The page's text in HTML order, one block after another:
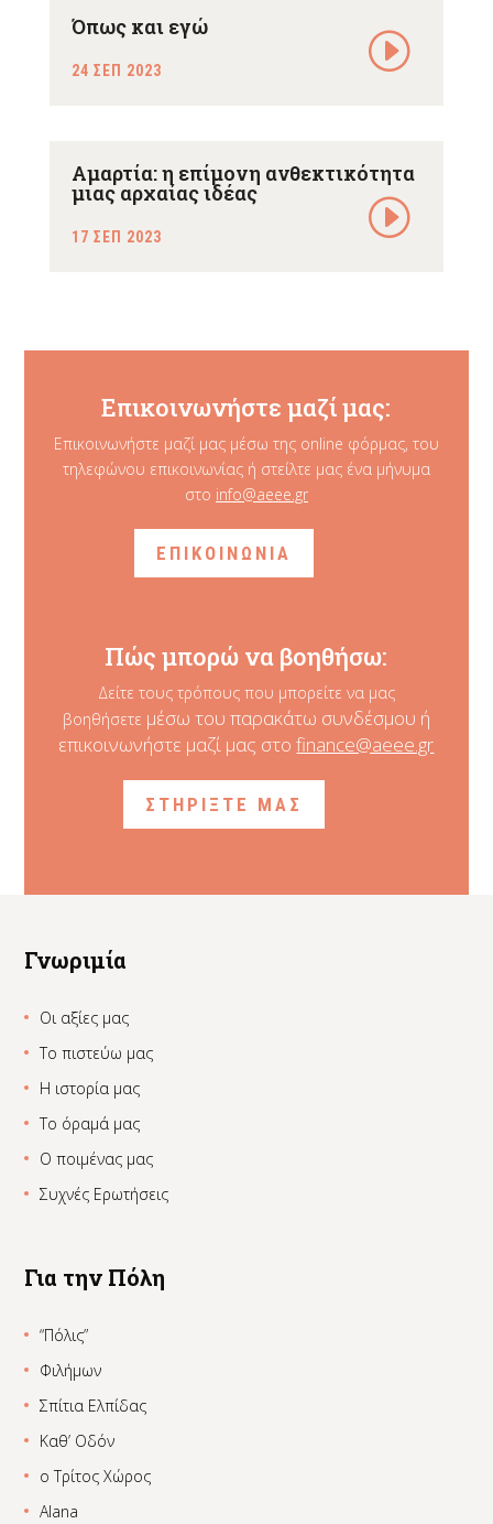
Όπως και εγώ
24 ΣΕΠ 2023
Αμαρτία: η επίμονη ανθεκτικότητα
μιας αρχαίας ιδέας
17 ΣΕΠ 2023
Επικοινωνήστε μαζί μας:
Επικοινωνήστε μαζί μας μέσω της online φόρμας, του
τηλεφώνου επικοινωνίας ή στείλτε μας ένα μήνυμα
στο info@aeee.gr
ΕΠΙΚΟΙΝΩΝΙΑ
Πώς μπορώ να βοηθήσω:
Δείτε τους τρόπους που μπορείτε να μας
βοηθήσετε μέσω του παρακάτω συνδέσμου ή
επικοινωνήστε μαζί μας στοfinance@aeee.gr
ΣΤΗΡΙΞΤΕ ΜΑΣ
Γνωριμία
Οι αξίες μας
Το πιστεύω μας
Η ιστορία μας
Το όραμά μας
Ο ποιμένας μας
Συχνές Ερωτήσεις
Για την Πόλη
“Πόλις”
Φιλήμων
Σπίτια Ελπίδας
Καθ’ Οδόν
ο Τρίτος Χώρος
Alana